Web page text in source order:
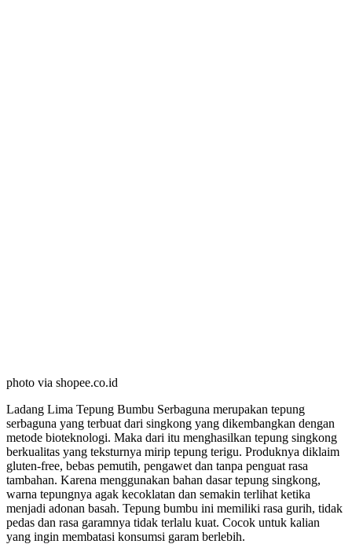
photo via shopee.co.id
Ladang Lima Tepung Bumbu Serbaguna merupakan tepung
serbaguna yang terbuat dari singkong yang dikembangkan dengan
metode bioteknologi. Maka dari itu menghasilkan tepung singkong
berkualitas yang teksturnya mirip tepung terigu. Produknya diklaim
gluten-free, bebas pemutih, pengawet dan tanpa penguat rasa
tambahan. Karena menggunakan bahan dasar tepung singkong,
warna tepungnya agak kecoklatan dan semakin terlihat ketika
menjadi adonan basah. Tepung bumbu ini memiliki rasa gurih, tidak
pedas dan rasa garamnya tidak terlalu kuat. Cocok untuk kalian
yang ingin membatasi konsumsi garam berlebih.